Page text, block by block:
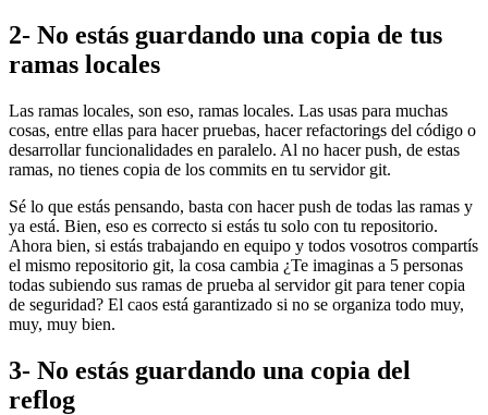
2- No estás guardando una copia de tus
ramas locales
Las ramas locales, son eso, ramas locales. Las usas para muchas
cosas, entre ellas para hacer pruebas, hacer refactorings del código o
desarrollar funcionalidades en paralelo. Al no hacer push, de estas
ramas, no tienes copia de los commits en tu servidor git.
Sé lo que estás pensando, basta con hacer push de todas las ramas y
ya está. Bien, eso es correcto si estás tu solo con tu repositorio.
Ahora bien, si estás trabajando en equipo y todos vosotros compartís
el mismo repositorio git, la cosa cambia ¿Te imaginas a 5 personas
todas subiendo sus ramas de prueba al servidor git para tener copia
de seguridad? El caos está garantizado si no se organiza todo muy,
muy, muy bien.
3- No estás guardando una copia del
reflog